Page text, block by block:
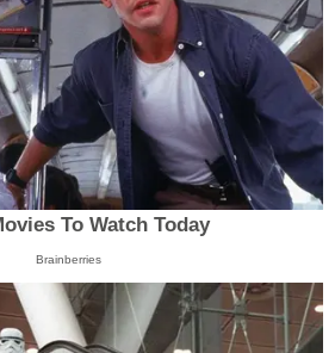
To Watch Today
Brainberries